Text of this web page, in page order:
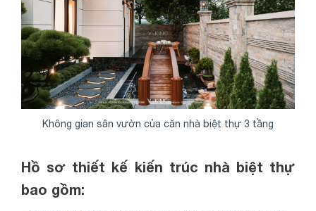
Không gian sân vườn của căn nhà biệt thự 3 tầng
Hồ sơ thiết kế kiến trúc nhà biệt thự
bao gồm: